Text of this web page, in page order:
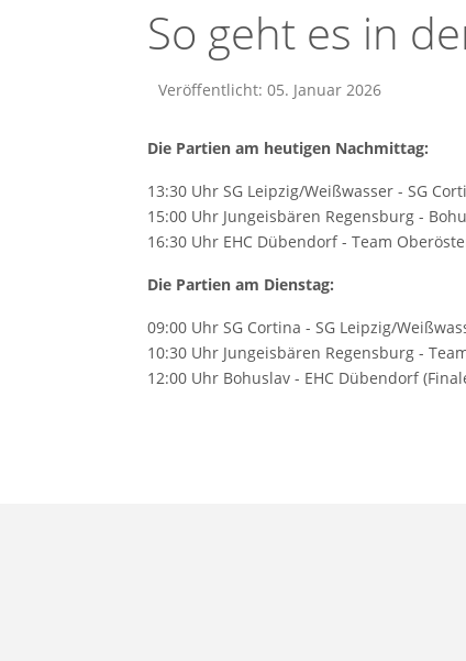
So geht es in
Veröffentlicht: 05. Januar 2026
Die Partien am heutigen Nachmittag:
13:30 Uhr SG Leipzig/Weißwasser - SG
15:00 Uhr Jungeisbären Regensburg -
16:30 Uhr EHC Dübendorf - Team
Die Partien am Dienstag:
09:00 Uhr SG Cortina - SG Leipzig/
10:30 Uhr Jungeisbären Regensburg -
12:00 Uhr Bohuslav - EHC Dübendorf